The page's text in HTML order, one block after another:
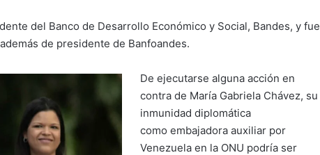
del Banco de Desarrollo Económico y Social, Bandes, y fue
de presidente de Banfoandes.
De ejecutarse alguna acción en
contra de María Gabriela Chávez, su
inmunidad diplomática
como embajadora auxiliar por
Venezuela en la ONU podría ser